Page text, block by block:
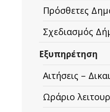
Πρόσθετες
Σχεδιασμός
Εξυπηρέτηση
Αιτήσεις –
Ωράριο